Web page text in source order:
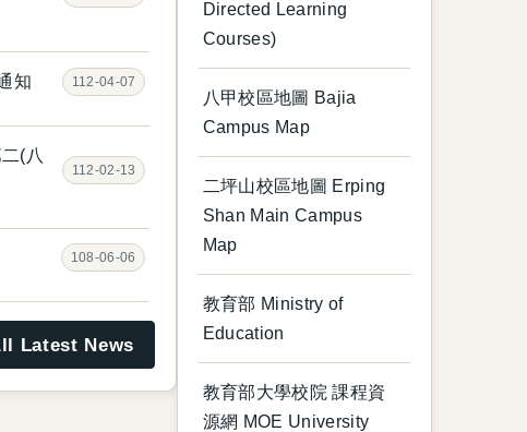
知 112-04-07
(八
112-02-13
108-06-06
Latest News
Directed Learning
Courses)
八甲校區地圖 Bajia
Campus Map
二坪山校區地圖 Erping
Shan Main Campus
Map
教育部 Ministry of
Education
教育部大學校院 課程資
源網 MOE University